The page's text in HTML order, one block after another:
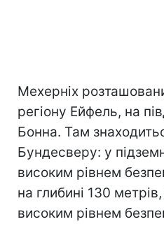
Мехерніх
регіону Ейфель, на
Бонна. Там
Бундесверу: у
високим рівнем
на глибині 130
високим рівнем